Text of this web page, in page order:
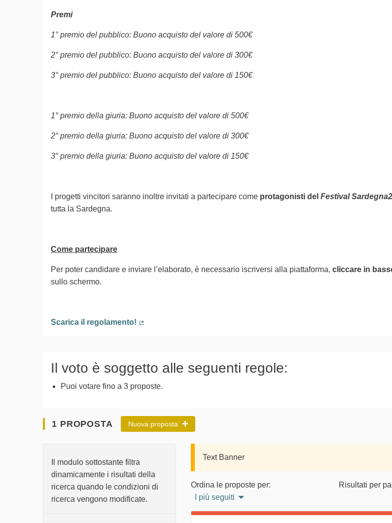
Premi
1° premio del pubblico: Buono acquisto del valore di 500€
2° premio del pubblico: Buono acquisto del valore di 300€
3° premio del pubblico: Buono acquisto del valore di 150€
1° premio della giuria: Buono acquisto del valore di 500€
2° premio della giuria: Buono acquisto del valore di 300€
3° premio della giuria: Buono acquisto del valore di 150€
I progetti vincitori saranno inoltre invitati a partecipare come protagonisti del Festival
tutta la Sardegna.
Come partecipare
Per poter candidare e inviare l’elaborato, è necessario iscriversi alla piattaforma, cliccare in
sullo schermo.
Scarica il regolamento!
Il voto è soggetto alle seguenti regole:
Puoi votare fino a 3 proposte.
1 PROPOSTA Nuova proposta
Il modulo sottostante filtra
dinamicamente i risultati della
ricerca quando le condizioni di
ricerca vengono modificate.
Text Banner
Ordina le proposte per:
I più seguiti
Risultati per